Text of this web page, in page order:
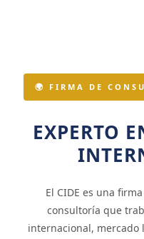
🌍 FIRMA DE
EXPERTO
El CIDE es una
consultoría que
internacional, mercado